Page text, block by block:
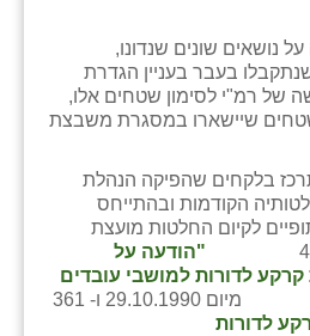
נושאים שונים שנדונו,
בעבר בעניין הגדרת
של רמ"י לסימון שטחים אלו,
שיישארו במסגרת משבצת
בלקחים שהפיקה הנהלת
הקודמות ובהתייחס
לקיום החלטות מועצת
"הודעה על
לדורות למושבי עובדים
מיום 29.10.1990 ו- 361
לדורות